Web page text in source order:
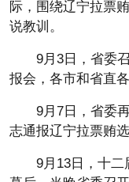
际，围绕辽宁拉票
说教训。
9月3日，省委
报会，各市和省直
9月7日，省委
志通报辽宁拉票贿
9月13日，十